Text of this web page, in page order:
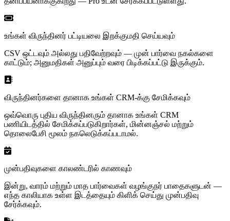
உங்கள் விருந்தினர் பட்டியலை இறக்குமதி செய்யவும்
CSV ஒட்டவும் அல்லது பதிவேற்றவும் — முன் பார்வை நகல்களை
காட்டும்; அனுமதிகள் அனுப்பும் வரை பிடிக்கப்பட்டு இருக்கும்.
விருந்தினர்களை தானாக உங்கள் CRM-க்கு சேமிக்கவும்
ஒவ்வொரு புதிய விருந்தினரும் தானாக உங்கள் CRM
பணியிடத்தில் சேமிக்கப்படுகிறார்கள், மின்னஞ்சல் மற்றும்
தொலைபேசி மூலம் நகலெடுக்கப்படாமல்.
முன்பதிவுகளை காலண்டரில் காணவும்
இன்று, வாரம் மற்றும் மாத பார்வைகள் வழங்குநர் பாதைகளுடன் —
எந்த காலியாக உள்ள இடத்தையும் கிளிக் செய்து முன்பதிவு
சேர்க்கவும்.